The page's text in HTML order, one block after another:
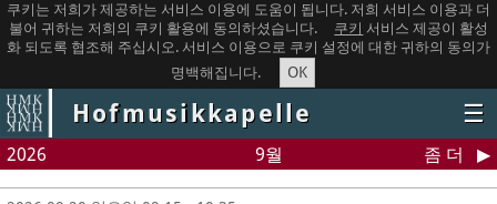
쿠키는 저희가 제공하는 서비스 이용에 도움이 됩니다. 저희 서비스 이용과 더
불어 귀하는 저희의 쿠키 활용에 동의하셨습니다.
쿠키 서비스 제공이 활성
화 되도록 협조해 주십시오. 서비스 이용으로 쿠키 설정에 대한 귀하의 동의가
명백해집니다.
OK
Hofmusikkapelle ☰
2026 9월 좀 더